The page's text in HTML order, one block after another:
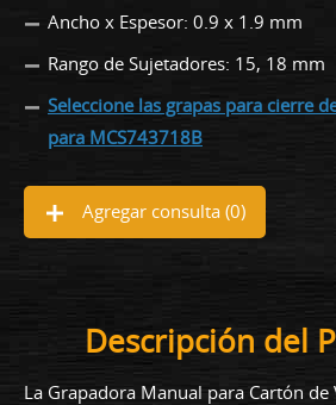
Ancho x Espesor: 0.9 x 1.9 mm
Rango de Sujetadores: 15, 18 mm
Seleccione las grapas para cierre
para MCS743718B
Agregar consulta (0)
Descripción del
La Grapadora Manual para Cartón